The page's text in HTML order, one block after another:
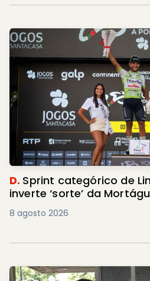
D. Sprint categórico de
inverte ‘sorte’ da
8 agosto 2026